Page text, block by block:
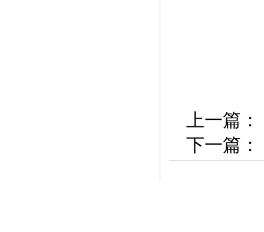
上一篇：
下一篇：